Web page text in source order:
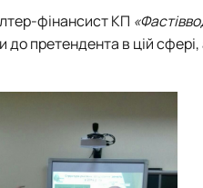
фінансист КП
претендента в цій